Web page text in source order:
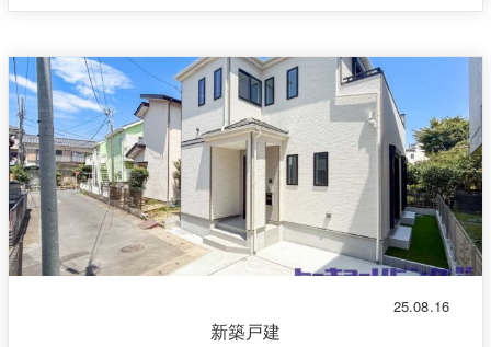
25.08.16
新築戸建